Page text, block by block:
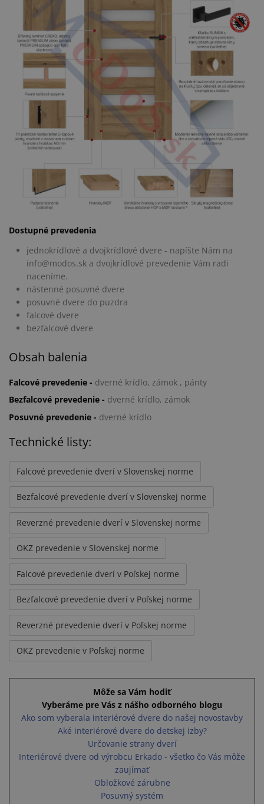
Dostupné prevedenia
jednokrídlové a dvojkrídlové dvere - napíšte Nám na
info@modos.sk a dvojkrídlové prevedenie Vám radi
naceníme.
nástenné posuvné dvere
posuvné dvere do puzdra
falcové dvere
bezfalcové dvere
Obsah balenia
Falcové prevedenie - dverné krídlo, zámok , pánty
Bezfalcové prevedenie - dverné krídlo, zámok
Posuvné prevedenie - dverné krídlo
Technické listy:
Falcové prevedenie dverí v Slovenskej norme
Bezfalcové prevedenie dverí v Slovenskej norme
Reverzné prevedenie dverí v Slovenskej norme
OKZ prevedenie v Slovenskej norme
Falcové prevedenie dverí v Poľskej norme
Bezfalcové prevedenie dverí v Poľskej norme
Reverzné prevedenie dverí v Poľskej norme
OKZ prevedenie v Poľskej norme
Môže sa Vám hodiť
Vyberáme pre Vás z nášho odborného blogu
Ako som vyberala interiérové dvere do našej novostavby
Aké interiérové dvere do detskej izby?
Určovanie strany dverí
Interiérové dvere od výrobcu Erkado - všetko čo Vás môže
zaujímať
Obložkové zárubne
Posuvný systém